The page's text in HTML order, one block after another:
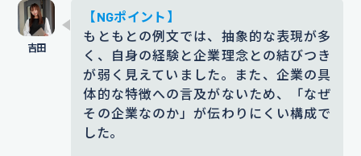
いきたいです。
添削コメント｜制度の魅力や成長への期待につい
ての内容が抽象的だったので、どこに惹かれたの
か、どんな力を伸ばしたいのかを具体的に書き直
しました。
【入社後】
スの内容に置き換えました。
【根拠となるエピソード】
幼少期に家族で訪れたホテルで、ス
タッフの方が丁寧に対応してくださ
ったことで、旅行への不安が和ら
【NGポイント】
もともとの例文では、抽象的な表現が多
く、自身の経験と企業理念との結びつき
が弱く見えていました。また、企業の具
体的な特徴への言及がないため、「なぜ
その企業なのか」が伝わりにくい構成で
した。